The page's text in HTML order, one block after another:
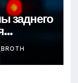
заднего